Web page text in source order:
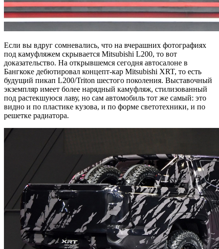
Если вы вдруг сомневались, что на вчерашних фотографиях
под камуфляжем скрывается Mitsubishi L200, то вот
доказательство. На открывшемся сегодня автосалоне в
Бангкоке дебютировал концепт-кар Mitsubishi XRT, то есть
будущий пикап L200/Triton шестого поколения. Выставочный
экземпляр имеет более нарядный камуфляж, стилизованный
под растекшуюся лаву, но сам автомобиль тот же самый: это
видно и по пластике кузова, и по форме светотехники, и по
решетке радиатора.